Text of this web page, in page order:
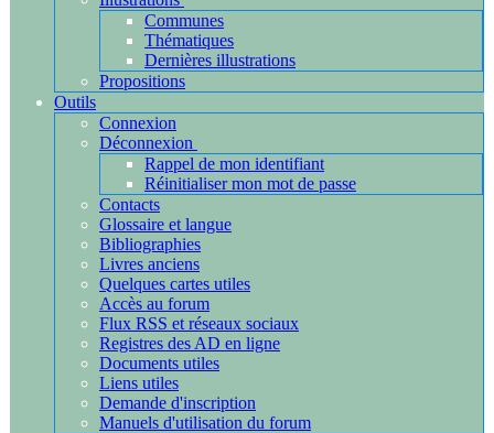
Communes
Thématiques
Dernières illustrations
Propositions
Outils
Connexion
Déconnexion
Rappel de mon identifiant
Réinitialiser mon mot de passe
Contacts
Glossaire et langue
Bibliographies
Livres anciens
Quelques cartes utiles
Accès au forum
Flux RSS et réseaux sociaux
Registres des AD en ligne
Documents utiles
Liens utiles
Demande d'inscription
Manuels d'utilisation du forum